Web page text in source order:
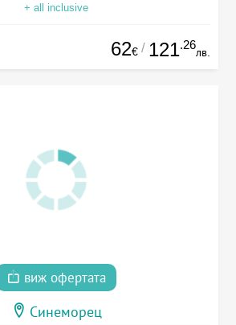
+ all inclusive
62€ / 121.26
лв.
виж офертата
Синеморец